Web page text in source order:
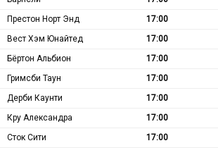
Престон Норт Энд
17:00
Вест Хэм Юнайтед
17:00
Бёртон Альбион
17:00
Гримсби Таун
17:00
Дерби Каунти
17:00
Кру Александра
17:00
Сток Сити
17:00